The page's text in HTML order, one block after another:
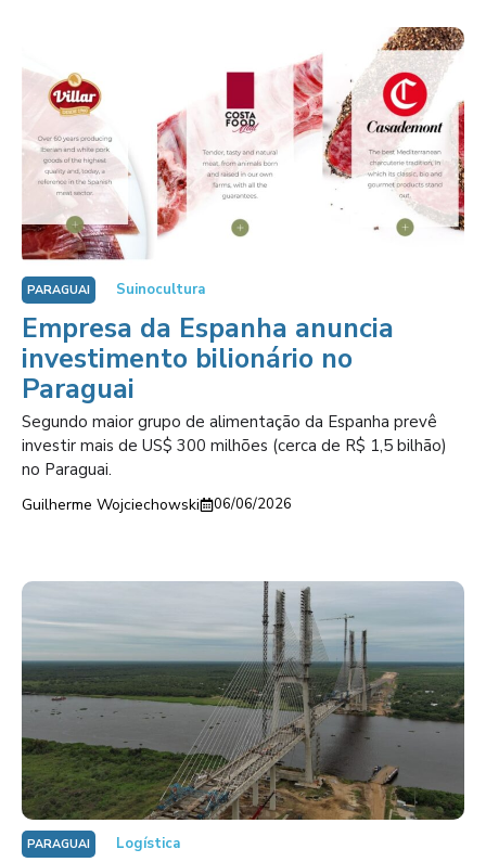
PARAGUAI Suinocultura
Empresa da Espanha anuncia
investimento bilionário no
Paraguai
Segundo maior grupo de alimentação da Espanha prevê
investir mais de US$ 300 milhões (cerca de R$ 1,5 bilhão)
no Paraguai.
Guilherme Wojciechowski 06/06/2026
PARAGUAI Logística